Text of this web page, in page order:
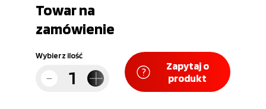
Towar na
zamówienie
Wybierz ilość
Zapytaj o
produkt